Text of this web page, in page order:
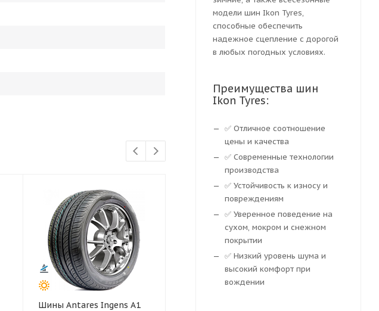
Шины Antares Ingens A1
модели шин Ikon Tyres,
способные обеспечить
надежное сцепление с дорогой
в любых погодных условиях.
Преимущества шин
Ikon Tyres:
✅ Отличное соотношение
цены и качества
✅ Современные технологии
производства
✅ Устойчивость к износу и
повреждениям
✅ Уверенное поведение на
сухом, мокром и снежном
покрытии
✅ Низкий уровень шума и
высокий комфорт при
вождении